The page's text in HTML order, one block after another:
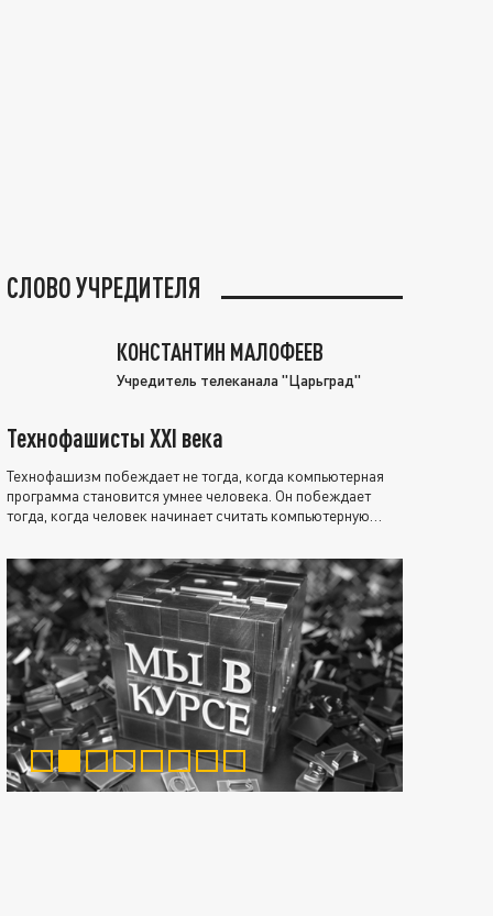
СЛОВО УЧРЕДИТЕЛЯ
КОНСТАНТИН МАЛОФЕЕВ
Учредитель телеканала "Царьград"
Технофашисты XXI века
Технофашизм побеждает не тогда, когда компьютерная
программа становится умнее человека. Он побеждает
тогда, когда человек начинает считать компьютерную